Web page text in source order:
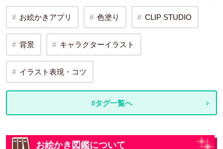
お絵かきアプリ 色塗り CLIP STUDIO
背景 キャラクターイラスト
イラスト表現・コツ
#タグ一覧へ
お絵かき図鑑について